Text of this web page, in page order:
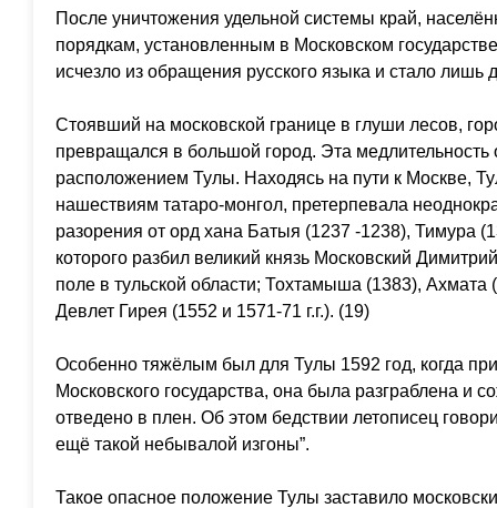
После уничтожения удельной системы край,
порядкам, установленным в Московском
исчезло из обращения русского языка и стало лишь
Стоявший на московской границе в глуши лесов,
превращался в большой город. Эта медлительность
расположением Тулы. Находясь на пути к Москве,
нашествиям татаро-монгол, претерпевала
разорения от орд хана Батыя (1237 -1238), Тимура
которого разбил великий князь Московский
поле в тульской области; Тохтамыша (1383), Ахмата
Девлет Гирея (1552 и 1571-71 г.г.). (19)
Особенно тяжёлым был для Тулы 1592 год, когда
Московского государства, она была разграблена и
отведено в плен. Об этом бедствии летописец
ещё такой небывалой изгоны”.
Такое опасное положение Тулы заставило